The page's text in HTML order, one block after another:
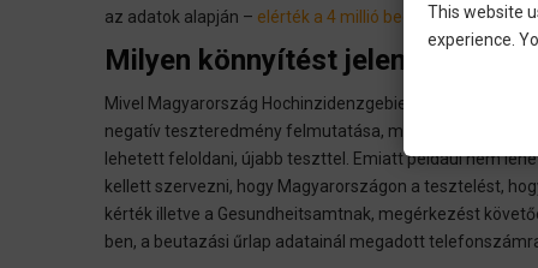
az adatok alapján – elérték a 4 millió beoltott polgárt
Milyen könnyítést jelent az
Mivel Magyarország Hochinzidenzgebietnek számított
negatív teszteredmény felmutatása, majd ezt követően
lehetett feloldani, újabb teszttel. Emiatt például nem
kellett szervezni, hogy Magyarországon a tesztelést,
kérték illetve a Gesundheitsamtnak, megérkezést
ben, a beutazási űrlap adatainál megadott
This website
experience.